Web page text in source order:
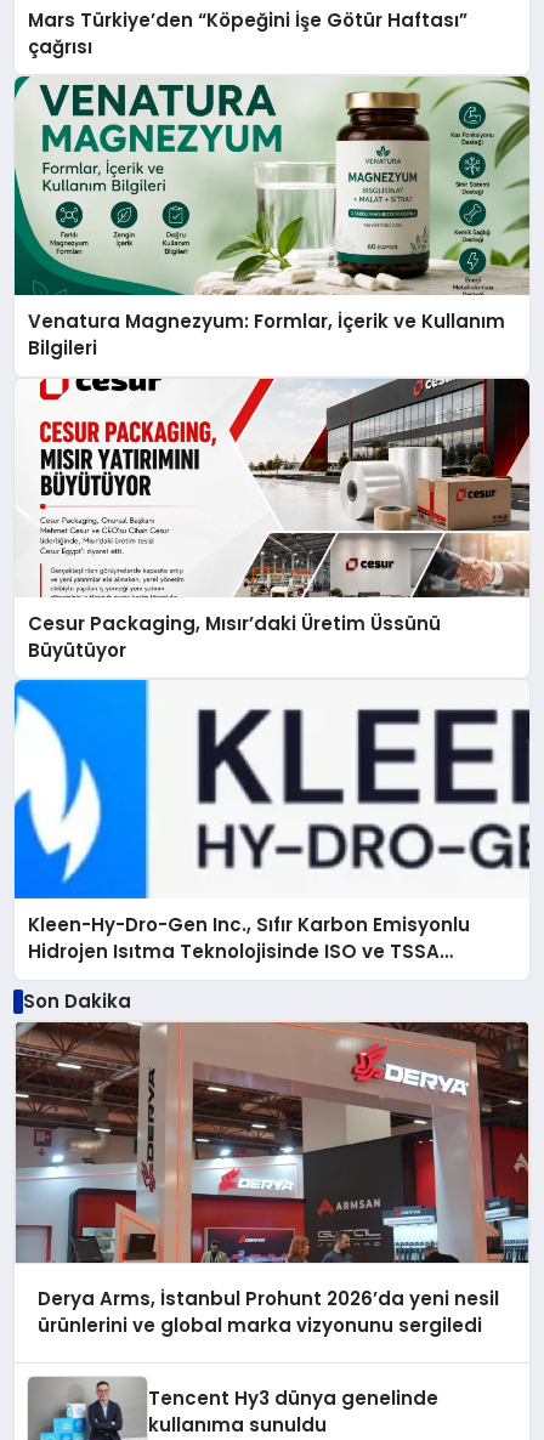
Mars Türkiye’den “Köpeğini İşe Götür Haftası”
çağrısı
Venatura Magnezyum: Formlar, İçerik ve Kullanım
Bilgileri
Cesur Packaging, Mısır’daki Üretim Üssünü
Büyütüyor
Kleen-Hy-Dro-Gen Inc., Sıfır Karbon Emisyonlu
Hidrojen Isıtma Teknolojisinde ISO ve TSSA
Düzenleyici Onaylarını Aldı
Son Dakika
Derya Arms, İstanbul Prohunt 2026’da yeni nesil
ürünlerini ve global marka vizyonunu sergiledi
Tencent Hy3 dünya genelinde
kullanıma sunuldu